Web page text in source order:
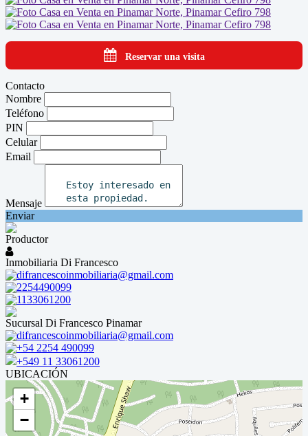
Reservar una visita
Contacto
Nombre
Teléfono
PIN
Celular
Email
Mensaje
Enviar
Productor
Inmobiliaria Di Francesco
difrancescoinmobiliaria@gmail.com
2254490099
1133061200
Sucursal Di Francesco Pinamar
difrancescoinmobiliaria@gmail.com
+54 2254 490099
+549 11 33061200
UBICACIÓN
+
−